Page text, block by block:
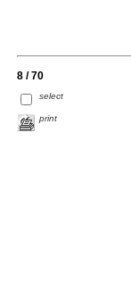
8 / 70
select
print